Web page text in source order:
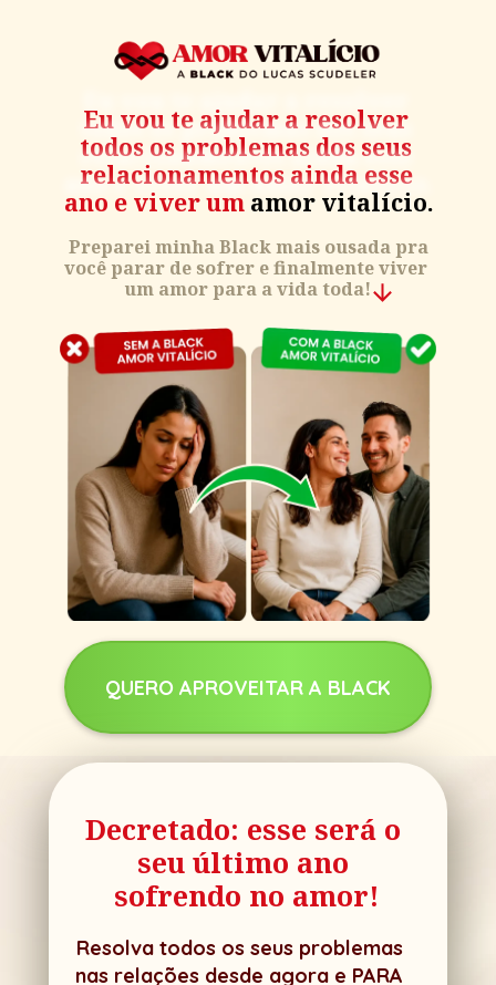
Eu vou te ajudar a resolver
todos os problemas dos seus
relacionamentos ainda esse
ano e viver um amor vitalício.
você parar de sofrer e finalmente viver
um amor para a vida toda!
QUERO APROVEITAR A BLACK
Decretado: esse será o
seu último ano
sofrendo no amor!
Resolva todos os seus problemas
nas relações desde agora e PARA